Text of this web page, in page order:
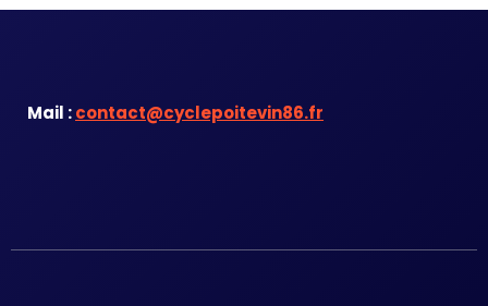
Mail :contact@cyclepoitevin86.fr